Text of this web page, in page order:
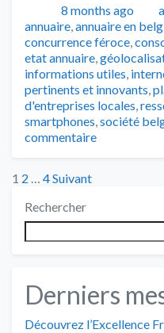
Publié
8 months ago
annuaire,annuaire en
concurrence féroce,
etat annuaire,
informations utiles,
pertinents et innovants,
d'entreprises locales,
smartphones,société
commentaire
Posts
pagination
1 2 … 4Suivant
Rechercher
Derniers
Découvrez l’Excellence